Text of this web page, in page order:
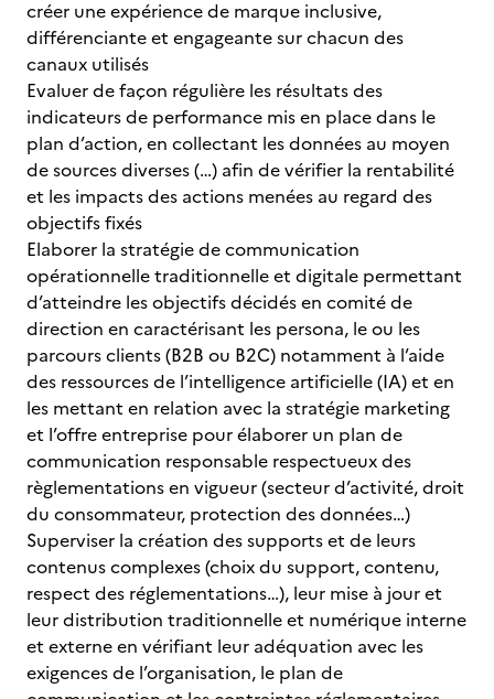
créer une expérience de marque inclusive,
différenciante et engageante sur chacun des
canaux utilisés
Evaluer de façon régulière les résultats des
indicateurs de performance mis en place dans le
plan d’action, en collectant les données au moyen
de sources diverses (…) afin de vérifier la rentabilité
et les impacts des actions menées au regard des
objectifs fixés
Elaborer la stratégie de communication
opérationnelle traditionnelle et digitale permettant
d’atteindre les objectifs décidés en comité de
direction en caractérisant les persona, le ou les
parcours clients (B2B ou B2C) notamment à l’aide
des ressources de l’intelligence artificielle (IA) et en
les mettant en relation avec la stratégie marketing
et l’offre entreprise pour élaborer un plan de
communication responsable respectueux des
règlementations en vigueur (secteur d’activité, droit
du consommateur, protection des données…)
Superviser la création des supports et de leurs
contenus complexes (choix du support, contenu,
respect des réglementations…), leur mise à jour et
leur distribution traditionnelle et numérique interne
et externe en vérifiant leur adéquation avec les
exigences de l’organisation, le plan de